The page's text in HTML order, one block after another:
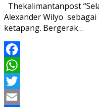
Thekalimantanpost
Alexander Wilyo
ketapang. Bergerak…
Facebook
WhatsApp
Twitter